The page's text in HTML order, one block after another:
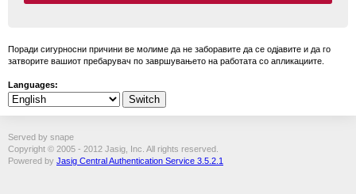
Поради сигурносни причини ве молиме да не заборавите да се одјавите и да го
затворите вашиот пребарувач по завршувањето на работата со апликациите.
Languages:
Served by snape
Copyright © 2005 - 2012 Jasig, Inc. All rights reserved.
Powered by Jasig Central Authentication Service 3.5.2.1